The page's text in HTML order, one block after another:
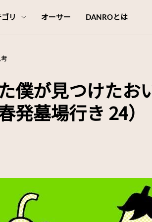
リ オーサー DANROとは
僕が見つけたお
発墓場行き 24）